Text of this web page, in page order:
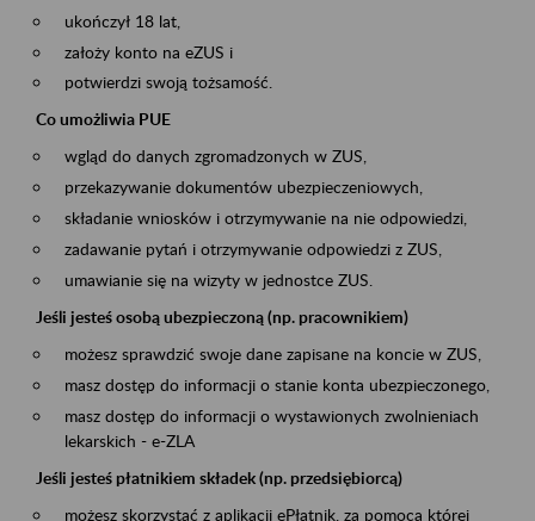
ukończył 18 lat,
założy konto na eZUS i
potwierdzi swoją tożsamość.
Co umożliwia PUE
wgląd do danych zgromadzonych w ZUS,
przekazywanie dokumentów ubezpieczeniowych,
składanie wniosków i otrzymywanie na nie odpowiedzi,
zadawanie pytań i otrzymywanie odpowiedzi z ZUS,
umawianie się na wizyty w jednostce ZUS.
Jeśli jesteś osobą ubezpieczoną (np. pracownikiem)
możesz sprawdzić swoje dane zapisane na koncie w ZUS,
masz dostęp do informacji o stanie konta ubezpieczonego,
masz dostęp do informacji o wystawionych zwolnieniach
lekarskich - e-ZLA
Jeśli jesteś płatnikiem składek (np. przedsiębiorcą)
możesz skorzystać z aplikacji ePłatnik, za pomocą której